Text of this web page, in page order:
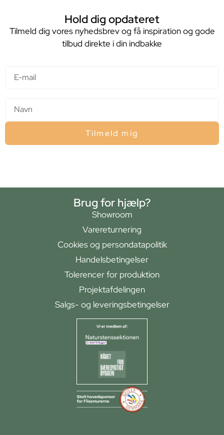
Hold dig opdateret
Tilmeld dig vores nyhedsbrev og få inspiration og gode
tilbud direkte i din indbakke
Tilmeld mig
Brug for hjælp?
Showroom
Varereturnering
Cookies og persondatapolitik
Handelsbetingelser
Tolerencer for produktion
Projektafdelingen
Salgs- og leveringsbetingelser